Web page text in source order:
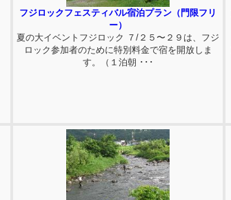
フジロックフェスティバル宿泊プラン（門限フリ
ー）
夏の大イベントフジロック ７/２５〜２９は、フジ
ロック参加者のために特別料金で宿を開放しま
す。（１泊朝 ･･･